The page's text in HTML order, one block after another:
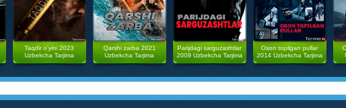
Taqdir o'yini 2023
Uzbekcha Tarjima
Qarshi zarba 2021
Uzbekcha Tarjima
Parijdagi sarguzashtlar
2009 Uzbekcha Tarjima
Oson topilgan pullar
2014 Uzbekcha Tarjima